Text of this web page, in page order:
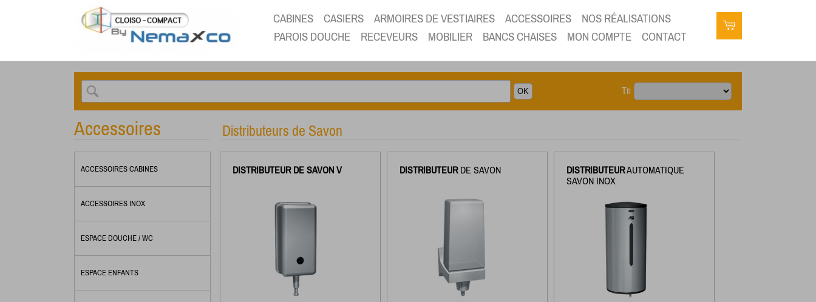
CABINES CASIERS ARMOIRES DE VESTIAIRES ACCESSOIRES
NOS RÉALISATIONS
PAROIS DOUCHE
RECEVEURS MOBILIER BANCS CHAISES MON COMPTE CONTACT
Tri
Accessoires
ACCESSOIRES CABINES
ACCESSOIRES INOX
ESPACE DOUCHE / WC
ESPACE ENFANTS
Distributeurs de Savon
DISTRIBUTEUR DE SAVON V DISTRIBUTEURDE SAVON DISTRIBUTEURAUTOMATIQUE
SAVON INOX